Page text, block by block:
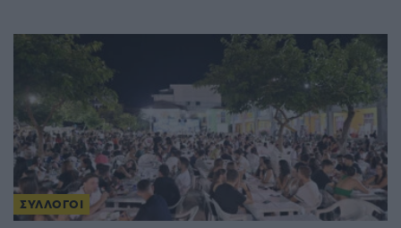
ΣΥΛΛΟΓΟΙ